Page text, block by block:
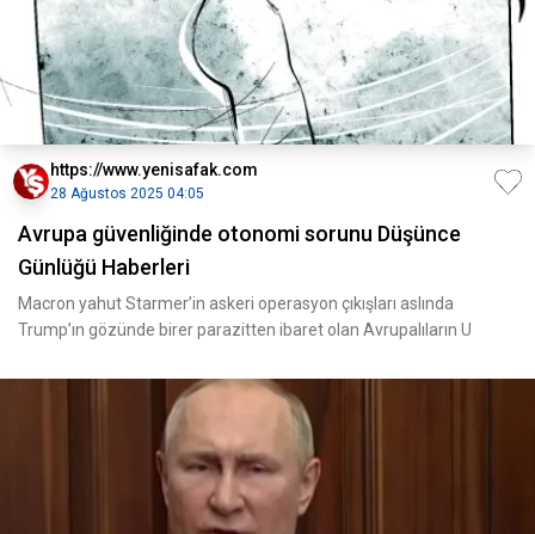
https://www.yenisafak.com
28 Ağustos 2025 04:05
Avrupa güvenliğinde otonomi sorunu Düşünce
Günlüğü Haberleri
Macron yahut Starmer’in askeri operasyon çıkışları aslında
Trump’ın gözünde birer parazitten ibaret olan Avrupalıların U